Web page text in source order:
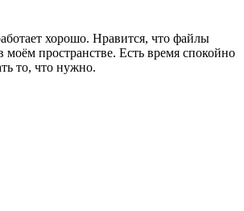
хорошо. Нравится, что файлы
моём пространстве. Есть время спокойно
то, что нужно.